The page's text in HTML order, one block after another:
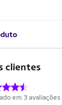
clientes
em 3 avaliações